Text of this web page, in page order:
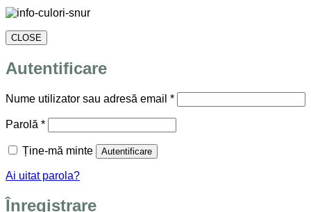
CLOSE
Autentificare
Nume utilizator sau adresă email *Obligatoriu
Parolă *Obligatoriu
Ține-mă minte Autentificare
Ai uitat parola?
Înregistrare